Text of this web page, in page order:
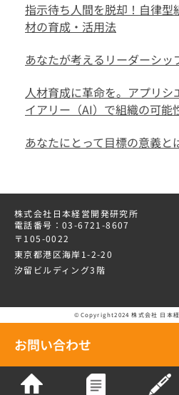
指示待ち人間を脱却！自律型
材の育成・活用法
あなたが考えるリーダーシッ
人材育成に革命を。アプリシ
イアリー（AI）で組織の可能
あなたにとって目標の意義と
株式会社日本経営開発研究所
電話番号：03-6721-8607
〒105-0022
東京都港区海岸1-2-20
汐留ビルディング3階
©Copyright2024 株式会社 日本
お問い合わせ